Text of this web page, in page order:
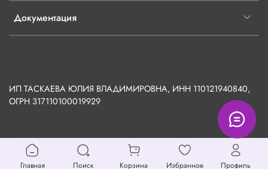
Документация
ИП ТАСКАЕВА ЮЛИЯ ВЛАДИМИРОВНА, ИНН 110121940840,
ОГРН 317110100019929
Главная Поиск Корзина Избранное Профиль